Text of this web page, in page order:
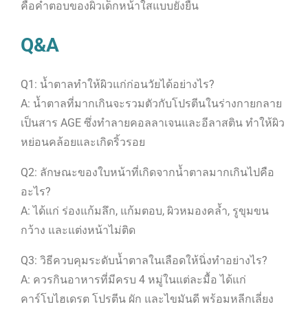
คือคำตอบของผิวเด็กหน้าใสแบบยั่งยืน
Q&A
Q1: น้ำตาลทำให้ผิวแก่ก่อนวัยได้อย่างไร?
A: น้ำตาลที่มากเกินจะรวมตัวกับโปรตีนในร่างกายกลาย
เป็นสาร AGE ซึ่งทำลายคอลลาเจนและอีลาสติน ทำให้ผิว
หย่อนคล้อยและเกิดริ้วรอย
Q2: ลักษณะของใบหน้าที่เกิดจากน้ำตาลมากเกินไปคือ
อะไร?
A: ได้แก่ ร่องแก้มลึก, แก้มตอบ, ผิวหมองคล้ำ, รูขุมขน
กว้าง และแต่งหน้าไม่ติด
Q3: วิธีควบคุมระดับน้ำตาลในเลือดให้นิ่งทำอย่างไร?
A: ควรกินอาหารที่มีครบ 4 หมู่ในแต่ละมื้อ ได้แก่
คาร์โบไฮเดรต โปรตีน ผัก และไขมันดี พร้อมหลีกเลี่ยง